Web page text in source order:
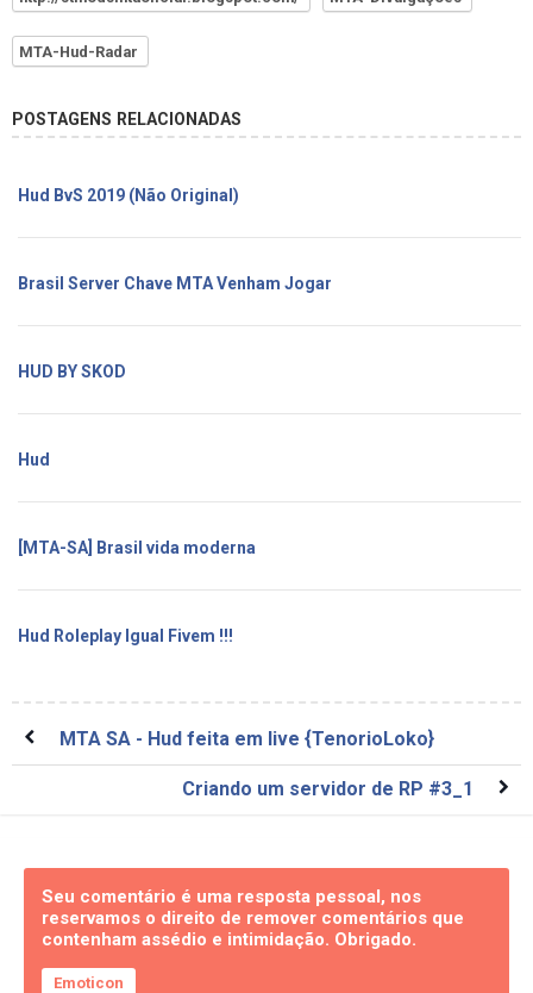
MTA-Hud-Radar
POSTAGENS RELACIONADAS
Hud BvS 2019 (Não Original)
Brasil Server Chave MTA Venham Jogar
HUD BY SKOD
Hud
[MTA-SA] Brasil vida moderna
Hud Roleplay Igual Fivem !!!
MTA SA - Hud feita em live {TenorioLoko}
Criando um servidor de RP #3_1
Seu comentário é uma resposta pessoal, nos
reservamos o direito de remover comentários que
contenham assédio e intimidação. Obrigado.
Emoticon